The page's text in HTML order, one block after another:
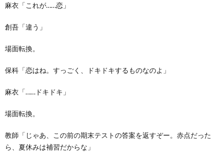
麻衣「これが……恋」
創吾「違う」
場面転換。
保科「恋はね。すっごく、ドキドキするものなのよ」
麻衣「……ドキドキ」
場面転換。
教師「じゃあ、この前の期末テストの答案を返すぞー。赤点だった
ら、夏休みは補習だからな」